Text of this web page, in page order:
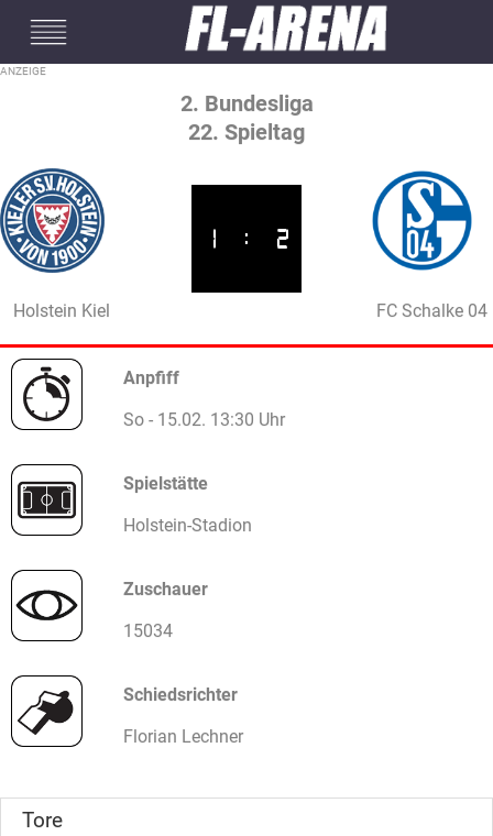
2. Bundesliga
22. Spieltag
Holstein Kiel
1 : 2
FC Schalke 04
Anpfiff
So - 15.02. 13:30 Uhr
Spielstätte
Holstein-Stadion
Zuschauer
15034
Schiedsrichter
Florian Lechner
Tore